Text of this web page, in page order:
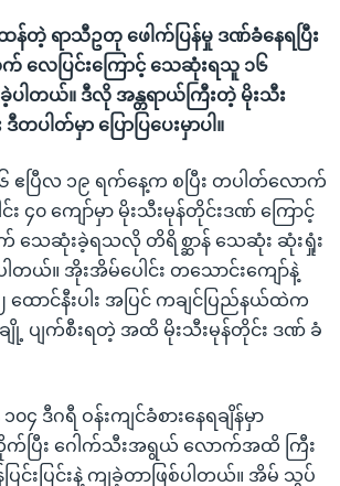
း
းထန်တဲ့ ရာသီဥတု ဖေါက်ပြန်မှု ဒဏ်ခံနေရပြီး
လေပြင်းကြောင့် သေဆုံးရသူ ၁၆
ါတယ်။ ဒီလို အန္တရာယ်ကြီးတဲ့ မိုးသီး
တပါတ်မှာ ပြောပြပေးမှာပါ။
၁၆ ဧပြီလ ၁၉ ရက်နေ့က စပြီး တပါတ်လောက်
၄၀ ကျော်မှာ မိုးသီးမုန်တိုင်းဒဏ် ကြောင့်
က် သေဆုံးခဲ့ရသလို တိရိစ္ဆာန် သေဆုံး ဆုံးရှုံး
ပါတယ်။ အိုးအိမ်ပေါင်း တသောင်းကျော်နဲ့
ထောင်နီးပါး အပြင် ကချင်ပြည်နယ်ထဲက
ျို့ ပျက်စီးရတဲ့ အထိ မိုးသီးမုန်တိုင်း ဒဏ် ခံ
၄ ဒီဂရီ ဝန်းကျင်ခံစားနေရချိန်မှာ
က်ပြီး ဂေါက်သီးအရွယ် လောက်အထိ ကြီး
င်းပြင်းနဲ့ ကျခဲ့တာဖြစ်ပါတယ်။ အိမ် သွပ်